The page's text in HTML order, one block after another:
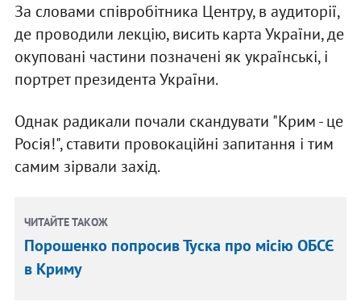
За словами співробітника Центру, в аудиторії,
де проводили лекцію, висить карта України, де
окуповані частини позначені як українські, і
портрет президента України.
Однак радикали почали скандувати "Крим - це
Росія!", ставити провокаційні запитання і тим
самим зірвали захід.
ЧИТАЙТЕ ТАКОЖ
Порошенко попросив Туска про місію ОБСЄ
в Криму